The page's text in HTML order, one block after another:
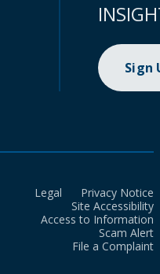
Sign
Legal
Privacy Notice
Site Accessibility
Access to Information
Scam Alert
File a Complaint